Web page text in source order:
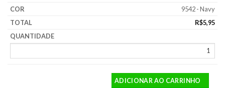
9542 - Navy
R$5,95
ADICIONAR AO CARRINHO